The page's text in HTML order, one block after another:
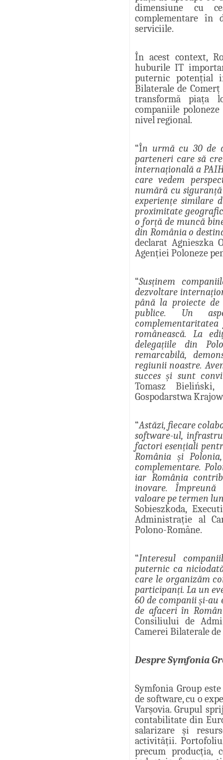
dimensiune cu
complementare în
serviciile.
În acest context,
huburile IT
puternic potențial
Bilaterale de
transformă piața
companiile
nivel regional.
“În urmă cu 30 de
parteneri care să
internațională a
care vedem
numără cu
experiențe similare
proximitate
o forță de muncă
din România o
declarat Agnieszka
Agenției Poloneze
“Susținem
dezvoltare
până la proiecte
publice. Un
românească. La
delegațiile din
remarcabilă,
regiunii noastre.
succes și sunt
Tomasz
Gospodarstwa
“Astăzi, fiecare
software-ul,
factori esențiali
România și
complementare.
iar România
inovare. Împreună
valoare pe termen
Sobieszkoda,
Administrație al
Polono-Române.
“Interesul
puternic ca
care le organizăm
participanți. La un
60 de companii și-
de afaceri în
Consiliului de
Camerei Bilaterale
Despre Symfonia
Symfonia Group
de software, cu o
Varșovia. Grupul
contabilitate din
salarizare și
activității.
precum producția,